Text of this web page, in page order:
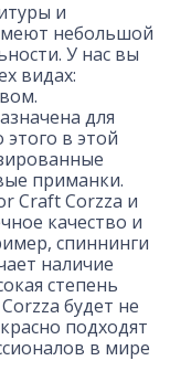
и
небольшой
У нас вы
видах:
для
в этой
приманки.
Craft Corzza и
качество и
спиннинги
наличие
степень
будет не
подходят
в мире